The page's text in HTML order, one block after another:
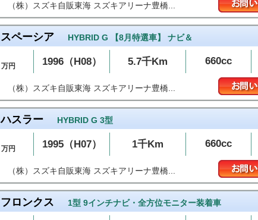
（株）スズキ自販東海 スズキアリーナ豊橋...
スペーシア HYBRID G 【8月特選車】 ナビ＆
万円 1996（H08） 5.7千Km 660cc
（株）スズキ自販東海 スズキアリーナ豊橋...
ハスラー HYBRID G 3型
万円 1995（H07） 1千Km 660cc
（株）スズキ自販東海 スズキアリーナ豊橋...
フロンクス 1型 9インチナビ・全方位モニター装着車